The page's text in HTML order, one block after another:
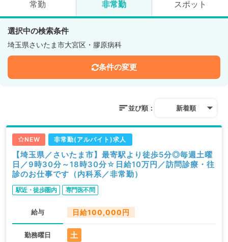
常勤 非常勤 スポット
選択中の検索条件
埼玉県さいたま市大宮区・膠原病科
条件の変更
並び順： 新着順
NEW 非常勤(アルバイト)求人
【埼玉県／さいたま市】最寄駅より徒歩5分◎毎週土曜
日／9時30分～18時30分☆日給10万円／訪問診療・往
診のお仕事です（内科系／非常勤）
駅近・徒歩圏内 専門医不問
給与 日給100,000円
勤務曜日 土